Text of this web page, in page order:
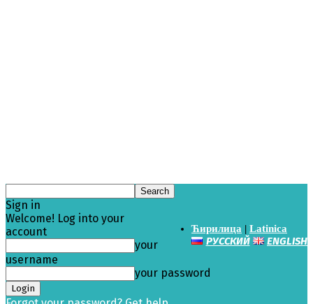
Ћирилица | Latinica
РУССКИЙ ENGLISH
Sign in
Welcome! Log into your
account
your
username
your password